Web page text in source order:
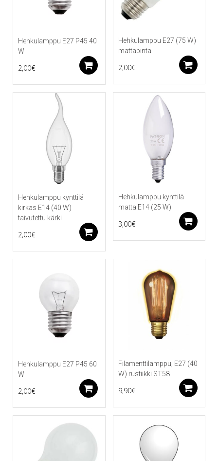
Hehkulamppu E27 P45 40
W
2,00€ Lisää ostoskoriin
Hehkulamppu E27 (75 W)
mattapinta
2,00€
Hehkulamppu kynttilä
kirkas E14 (40 W)
taivutettu kärki
2,00€
Hehkulamppu kynttilä
matta E14 (25 W)
3,00€
Hehkulamppu E27 P45 60
W
2,00€ Lisää ostoskoriin
Filamenttilamppu, E27 (40
W) rustiikki ST58
9,90€